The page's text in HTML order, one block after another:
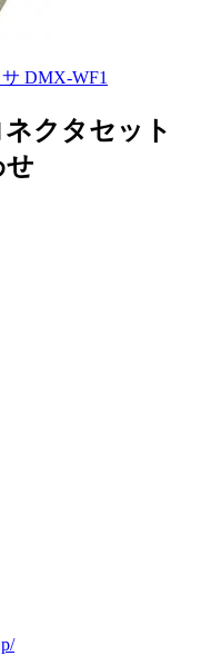
DMX-WF1
ネクタセット
せ